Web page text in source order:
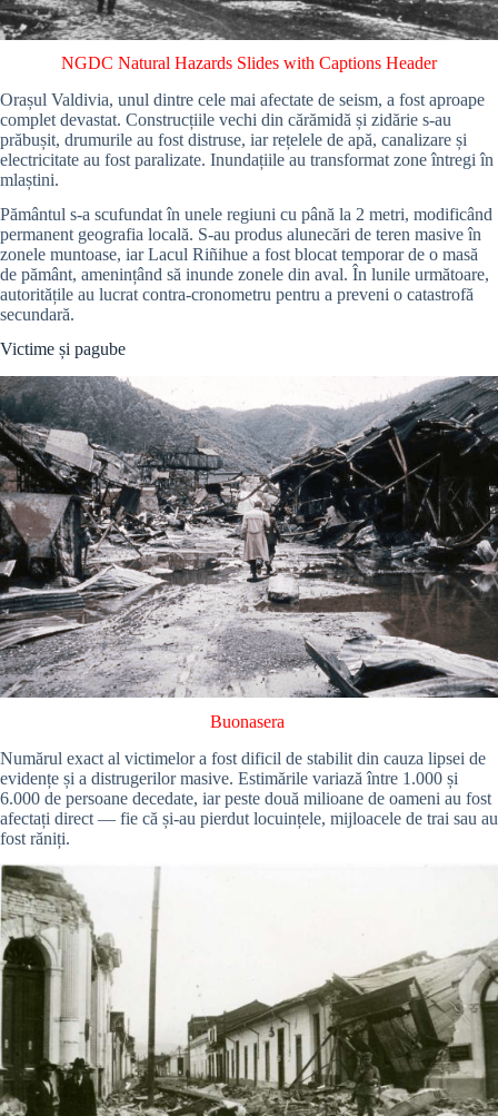
NGDC Natural Hazards Slides with Captions Header
Orașul Valdivia, unul dintre cele mai afectate de seism, a fost aproape
complet devastat. Construcțiile vechi din cărămidă și zidărie s-au
prăbușit, drumurile au fost distruse, iar rețelele de apă, canalizare și
electricitate au fost paralizate. Inundațiile au transformat zone întregi în
mlaștini.
Pământul s-a scufundat în unele regiuni cu până la 2 metri, modificând
permanent geografia locală. S-au produs alunecări de teren masive în
zonele muntoase, iar Lacul Riñihue a fost blocat temporar de o masă
de pământ, amenințând să inunde zonele din aval. În lunile următoare,
autoritățile au lucrat contra-cronometru pentru a preveni o catastrofă
secundară.
Victime și pagube
Buonasera
Numărul exact al victimelor a fost dificil de stabilit din cauza lipsei de
evidențe și a distrugerilor masive. Estimările variază între 1.000 și
6.000 de persoane decedate, iar peste două milioane de oameni au fost
afectați direct — fie că și-au pierdut locuințele, mijloacele de trai sau au
fost răniți.